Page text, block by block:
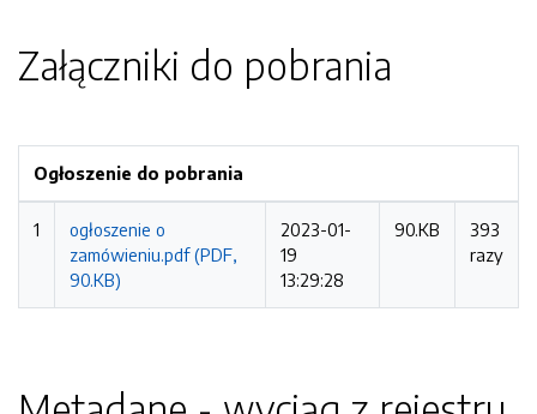
Załączniki do pobrania
Ogłoszenie do pobrania
1
ogłoszenie o
zamówieniu.pdf (PDF,
90.KB)
2023-01-
19
13:29:28
90.KB
393
razy